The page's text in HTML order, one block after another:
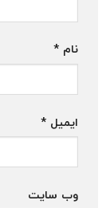
نام *
ایمیل *
وب‌ سایت